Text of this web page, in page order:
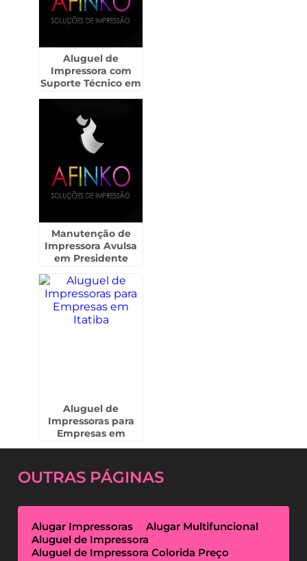
Aluguel de
Impressora com
Suporte Técnico em
Manutenção de
Impressora Avulsa
em Presidente
Aluguel de
Impressoras para
Empresas em
Itatiba
OUTRAS PÁGINAS
Alugar Impressoras
Alugar Multifuncional
Aluguel de Impressora
Aluguel de Impressora Colorida Preço